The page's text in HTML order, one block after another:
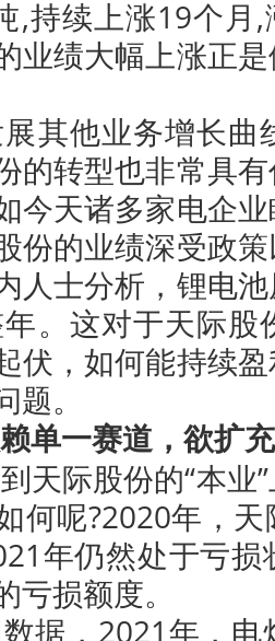
,持续上涨19个月
业绩大幅上涨正
其他业务增长曲
的转型也非常具
今天诸多家电企
份的业绩深受政
人士分析，锂电
。这对于天际股
伏，如何能持续
。
单一赛道，欲扩
天际股份的“本业
何呢?2020年，
年仍然处于亏
损额度。
据，2021年，